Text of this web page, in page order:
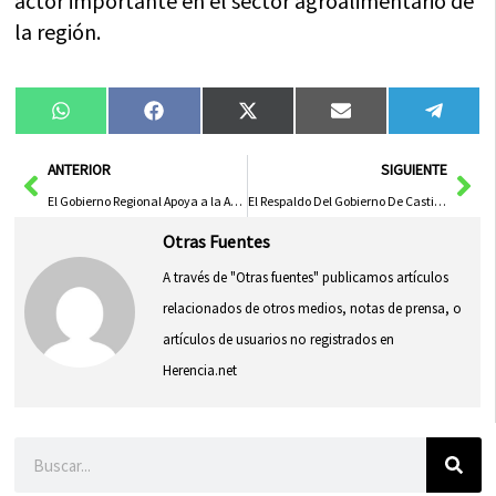
la región.
Compartir
en
WhatsAppCompartir
en
FacebookCompartir
en
X
(Twitter)
Compartir
en
Email
en
AntANTERIOR
El Gobierno Regional Apoya a la Asociación AFA Villarrobledo en su XVI Comida Solidaria
SIGUIENTE
El Respaldo Del Gobierno De Castilla-La Mancha A ‘La Borricá’, Tradición Emblemática De Torrenueva
Otras Fuentes
A través de "Otras fuentes" publicamos artículos
relacionados de otros medios, notas de prensa, o
artículos de usuarios no registrados en
Herencia.net